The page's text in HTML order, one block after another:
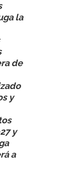
la
de
y
y
a